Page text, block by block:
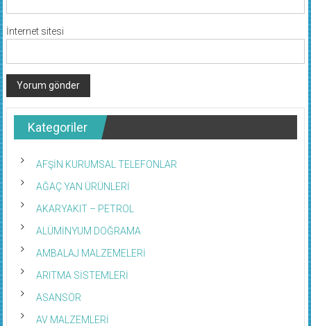
İnternet sitesi
Kategoriler
AFŞİN KURUMSAL TELEFONLAR
AĞAÇ YAN ÜRÜNLERİ
AKARYAKIT – PETROL
ALÜMİNYUM DOĞRAMA
AMBALAJ MALZEMELERİ
ARITMA SİSTEMLERİ
ASANSÖR
AV MALZEMLERİ